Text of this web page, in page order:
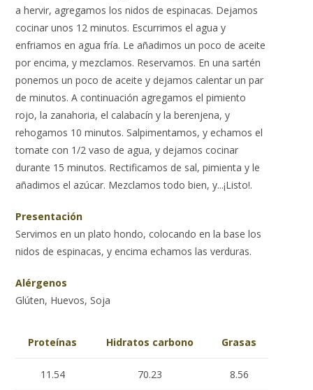
a hervir, agregamos los nidos de espinacas. Dejamos
cocinar unos 12 minutos. Escurrimos el agua y
enfriamos en agua fría. Le añadimos un poco de aceite
por encima, y mezclamos. Reservamos. En una sartén
ponemos un poco de aceite y dejamos calentar un par
de minutos. A continuación agregamos el pimiento
rojo, la zanahoria, el calabacín y la berenjena, y
rehogamos 10 minutos. Salpimentamos, y echamos el
tomate con 1/2 vaso de agua, y dejamos cocinar
durante 15 minutos. Rectificamos de sal, pimienta y le
añadimos el azúcar. Mezclamos todo bien, y...¡Listo!.
Presentación
Servimos en un plato hondo, colocando en la base los
nidos de espinacas, y encima echamos las verduras.
Alérgenos
Glúten, Huevos, Soja
Proteínas Hidratos carbono Grasas
11.54 70.23 8.56